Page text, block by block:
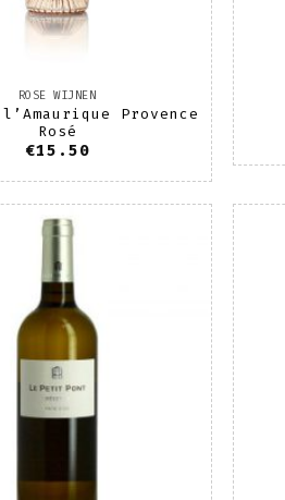
ROSE WIJNEN
Provence
Rosé
€15.50